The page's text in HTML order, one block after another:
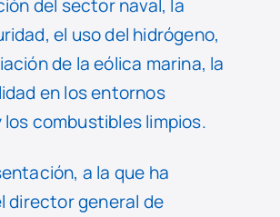
del sector naval, la
el uso del hidrógeno,
de la eólica marina, la
en los entornos
los combustibles limpios.
a la que ha
director general de